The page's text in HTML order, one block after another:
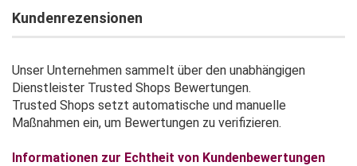
Kundenrezensionen
Unser Unternehmen sammelt über den unabhängigen
Dienstleister Trusted Shops Bewertungen.
Trusted Shops setzt automatische und manuelle
Maßnahmen ein, um Bewertungen zu verifizieren.
Informationen zur Echtheit von Kundenbewertungen